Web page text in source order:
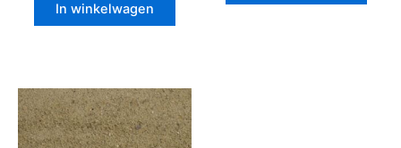
In winkelwagen